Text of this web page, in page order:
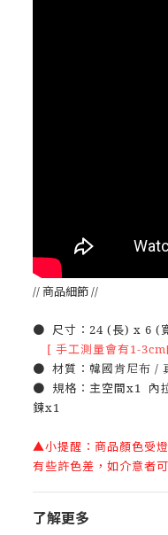
// 商品細節 //
● 尺寸：24 (長) x 6 (
[ 手工測量會有1-
● 材質： 韓國肯尼布 /
● 規格：主空間x1 內
鍊x1
▲小提醒：商品顏色受
有些許色差，如介意者
了解更多